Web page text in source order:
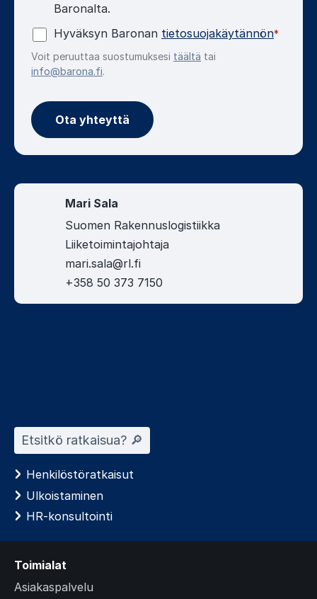
Baronalta.
Hyväksyn Baronan tietosuojakäytännön*
Voit peruuttaa suostumuksesi täältä tai
info@barona.fi.
Mari Sala
Suomen Rakennuslogistiikka
Liiketoimintajohtaja
mari.sala@rl.fi
+358 50 373 7150
Etsitkö ratkaisua? 🔎︎
Henkilöstöratkaisut
Ulkoistaminen
HR-konsultointi
Toimialat
Asiakaspalvelu